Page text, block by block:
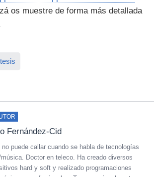
os muestre de forma más detallada
Fernández-Cid
no puede callar cuando se habla de tecnologías
Doctor en teleco. Ha creado diversos
hard y soft y realizado programaciones